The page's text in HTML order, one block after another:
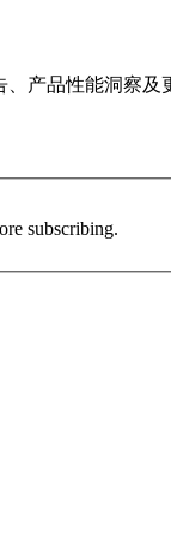
产品性能洞察及
subscribing.